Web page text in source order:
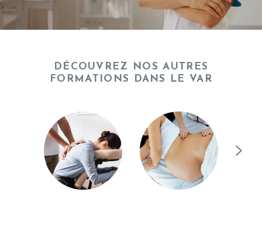
DÉCOUVREZ NOS AUTRES
FORMATIONS DANS LE VAR